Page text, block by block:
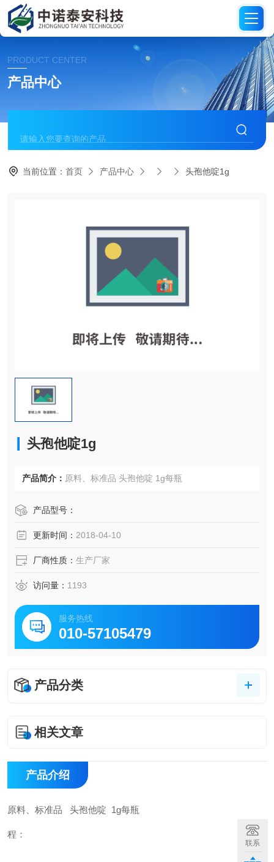
PRODUCT CENTER
产品中心
当前位置：首页 产品中心 头孢他啶1g
头孢他啶1g
产品简介： 原料、标准品 头孢他啶 1g每瓶
产品型号：
更新时间： 2018-04-10
厂商性质： 生产厂家
访问量： 1193
服务热线
010-57105479
产品分类
相关文章
产品介绍
原料、标准品 头孢他啶 1g每瓶
程：
联系